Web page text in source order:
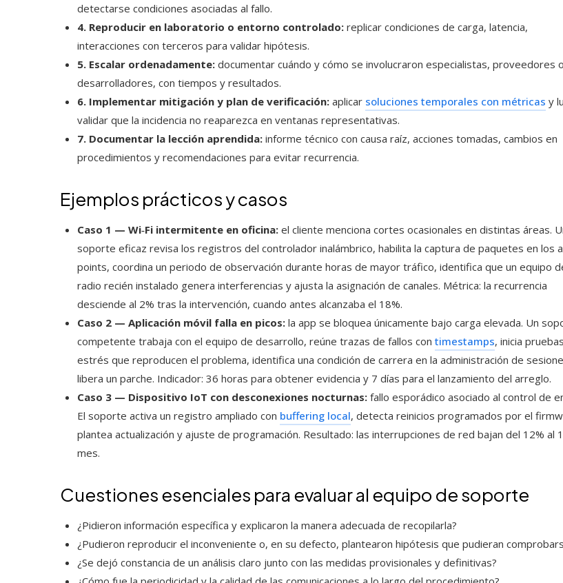
detectarse condiciones asociadas al fallo.
4. Reproducir en laboratorio o entorno controlado: replicar condiciones de carga, latencia,
interacciones con terceros para validar hipótesis.
5. Escalar ordenadamente: documentar cuándo y cómo se involucraron especialistas, proveedores o
desarrolladores, con tiempos y resultados.
6. Implementar mitigación y plan de verificación: aplicar soluciones temporales con métricas y
validar que la incidencia no reaparezca en ventanas representativas.
7. Documentar la lección aprendida: informe técnico con causa raíz, acciones tomadas, cambios en
procedimientos y recomendaciones para evitar recurrencia.
Ejemplos prácticos y casos
Caso 1 — Wi‑Fi intermitente en oficina: el cliente menciona cortes ocasionales en distintas áreas.
soporte eficaz revisa los registros del controlador inalámbrico, habilita la captura de paquetes en los
points, coordina un periodo de observación durante horas de mayor tráfico, identifica que un equipo
radio recién instalado genera interferencias y ajusta la asignación de canales. Métrica: la recurrencia
desciende al 2% tras la intervención, cuando antes alcanzaba el 18%.
Caso 2 — Aplicación móvil falla en picos: la app se bloquea únicamente bajo carga elevada. Un
competente trabaja con el equipo de desarrollo, reúne trazas de fallos con timestamps, inicia
estrés que reproducen el problema, identifica una condición de carrera en la administración de
libera un parche. Indicador: 36 horas para obtener evidencia y 7 días para el lanzamiento del arreglo.
Caso 3 — Dispositivo IoT con desconexiones nocturnas: fallo esporádico asociado al control de
El soporte activa un registro ampliado con buffering local, detecta reinicios programados por el
plantea actualización y ajuste de programación. Resultado: las interrupciones de red bajan del 12% al
mes.
Cuestiones esenciales para evaluar al equipo de soporte
¿Pidieron información específica y explicaron la manera adecuada de recopilarla?
¿Pudieron reproducir el inconveniente o, en su defecto, plantearon hipótesis que pudieran
¿Se dejó constancia de un análisis claro junto con las medidas provisionales y definitivas?